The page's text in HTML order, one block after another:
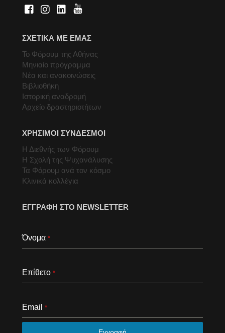
ΣΧΕΤΙΚΑ ΜΕ ΕΜΑΣ
Το Φόρουμ της Αθήνας
Μηνιαίο πρόγραμμα
Νέα και ανακοινώσεις
Βιβλιοθήκη
Ιστορική αναδρομή
Αρχείο δραστηριοτήτων
ΧΡΗΣΙΜΟΙ ΣΥΝΔΕΣΜΟΙ
Η Διεθνής των Φόρουμ
Η Σχολή της Ψυχανάλυσης
Τα Φόρουμ ανά τον κόσμο
Κλινικά κολλέγια
ΕΓΓΡΑΦΗ ΣΤΟ NEWSLETTER
Όνομα *
Επίθετο *
Email *